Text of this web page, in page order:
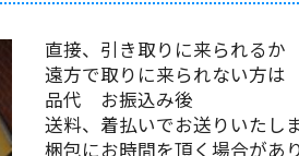
直接、引き取りに来られるか
遠方で取りに来られない方は
品代 お振込み後
送料、着払いでお送りいたしま
梱包にお時間を頂く場合があり